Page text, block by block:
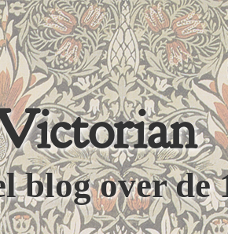
blog over de